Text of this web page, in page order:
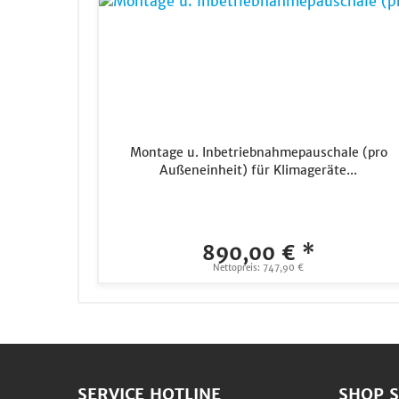
Montage u. Inbetriebnahmepauschale (pro
Außeneinheit) für Klimageräte...
890,00 € *
Nettopreis: 747,90 €
SERVICE HOTLINE SHOP